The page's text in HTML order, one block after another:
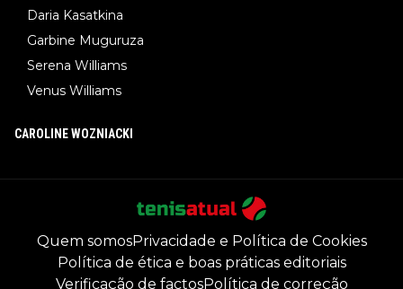
Daria Kasatkina
Garbine Muguruza
Serena Williams
Venus Williams
CAROLINE WOZNIACKI
Quem somosPrivacidade e Política de Cookies
Política de ética e boas práticas editoriais
Verificação de factosPolítica de correção